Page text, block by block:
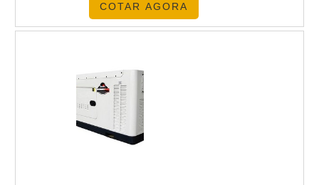
ambientes residenciais.MAIS SOBRE OS
COMPONENTES DO EQUIPAMENTOAlém do
não, em elétrica. Vale ressaltar que.
COTAR AGORA